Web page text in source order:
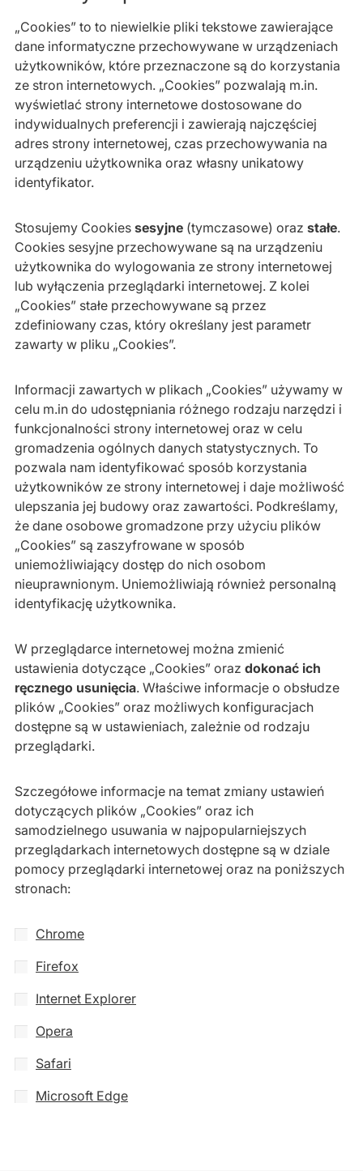
„Cookies” to to niewielkie pliki tekstowe zawierające
dane informatyczne przechowywane w urządzeniach
użytkowników, które przeznaczone są do korzystania
ze stron internetowych. „Cookies” pozwalają m.in.
wyświetlać strony internetowe dostosowane do
indywidualnych preferencji i zawierają najczęściej
adres strony internetowej, czas przechowywania na
urządzeniu użytkownika oraz własny unikatowy
identyfikator.
Stosujemy Cookies sesyjne (tymczasowe) oraz stałe.
Cookies sesyjne przechowywane są na urządzeniu
użytkownika do wylogowania ze strony internetowej
lub wyłączenia przeglądarki internetowej. Z kolei
„Cookies” stałe przechowywane są przez
zdefiniowany czas, który określany jest parametr
zawarty w pliku „Cookies”.
Informacji zawartych w plikach „Cookies” używamy w
celu m.in do udostępniania różnego rodzaju narzędzi i
funkcjonalności strony internetowej oraz w celu
gromadzenia ogólnych danych statystycznych. To
pozwala nam identyfikować sposób korzystania
użytkowników ze strony internetowej i daje możliwość
ulepszania jej budowy oraz zawartości. Podkreślamy,
że dane osobowe gromadzone przy użyciu plików
„Cookies” są zaszyfrowane w sposób
uniemożliwiający dostęp do nich osobom
nieuprawnionym. Uniemożliwiają również personalną
identyfikację użytkownika.
W przeglądarce internetowej można zmienić
ustawienia dotyczące „Cookies” oraz dokonać ich
ręcznego usunięcia. Właściwe informacje o obsłudze
plików „Cookies” oraz możliwych konfiguracjach
dostępne są w ustawieniach, zależnie od rodzaju
przeglądarki.
Szczegółowe informacje na temat zmiany ustawień
dotyczących plików „Cookies” oraz ich
samodzielnego usuwania w najpopularniejszych
przeglądarkach internetowych dostępne są w dziale
pomocy przeglądarki internetowej oraz na poniższych
stronach:
Chrome
Firefox
Internet Explorer
Opera
Safari
Microsoft Edge